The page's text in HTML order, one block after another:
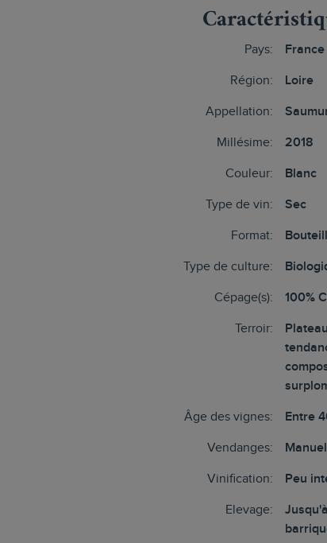
Pays: France
Région: Loire
Appellation:
Millésime: 2018
Couleur: Blanc
Type de vin: Sec
Format:
Type de culture:
Cépage(s): 100%
Terroir:
Âge des vignes: Entre
Vendanges:
Vinification: Peu
Elevage: